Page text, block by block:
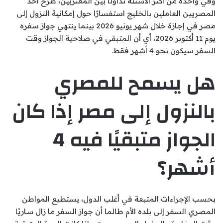
المصريين العاملين بالخليج استفسارًا حول إمكانية النزول إلى
مصر في إجازة خلال شهر يونيو 2026 بينما ينتهي جواز سفره
يوم 11 أكتوبر 2026، أي أن المتبقي في صلاحية الجواز وقت
السفر سيكون نحو 4 أشهر فقط.
هل يسمح للمصري
بالنزول إلى مصر إذا كان
الجواز متبقيًا فيه 4
أشهر؟
بحسب الإجراءات المتبعة في أغلب الدول، يستطيع المواطن
المصري السفر إلى بلده الأم طالما أن جواز السفر ما زال ساريًا